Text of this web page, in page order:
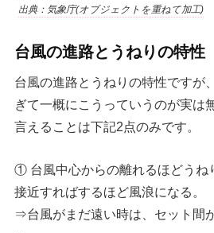
出典：気象庁(オブジェクトを重ねて加工)
台風の進路とうねりの特性
台風の進路とうねりの特性ですが
ぎて一概にこうっていうのが実は
言えることは下記2点のみです。
① 台風中心からの離れるほどうね
接近すればするほど風浪になる。
⇒台風がまだ遠い時は、セット間